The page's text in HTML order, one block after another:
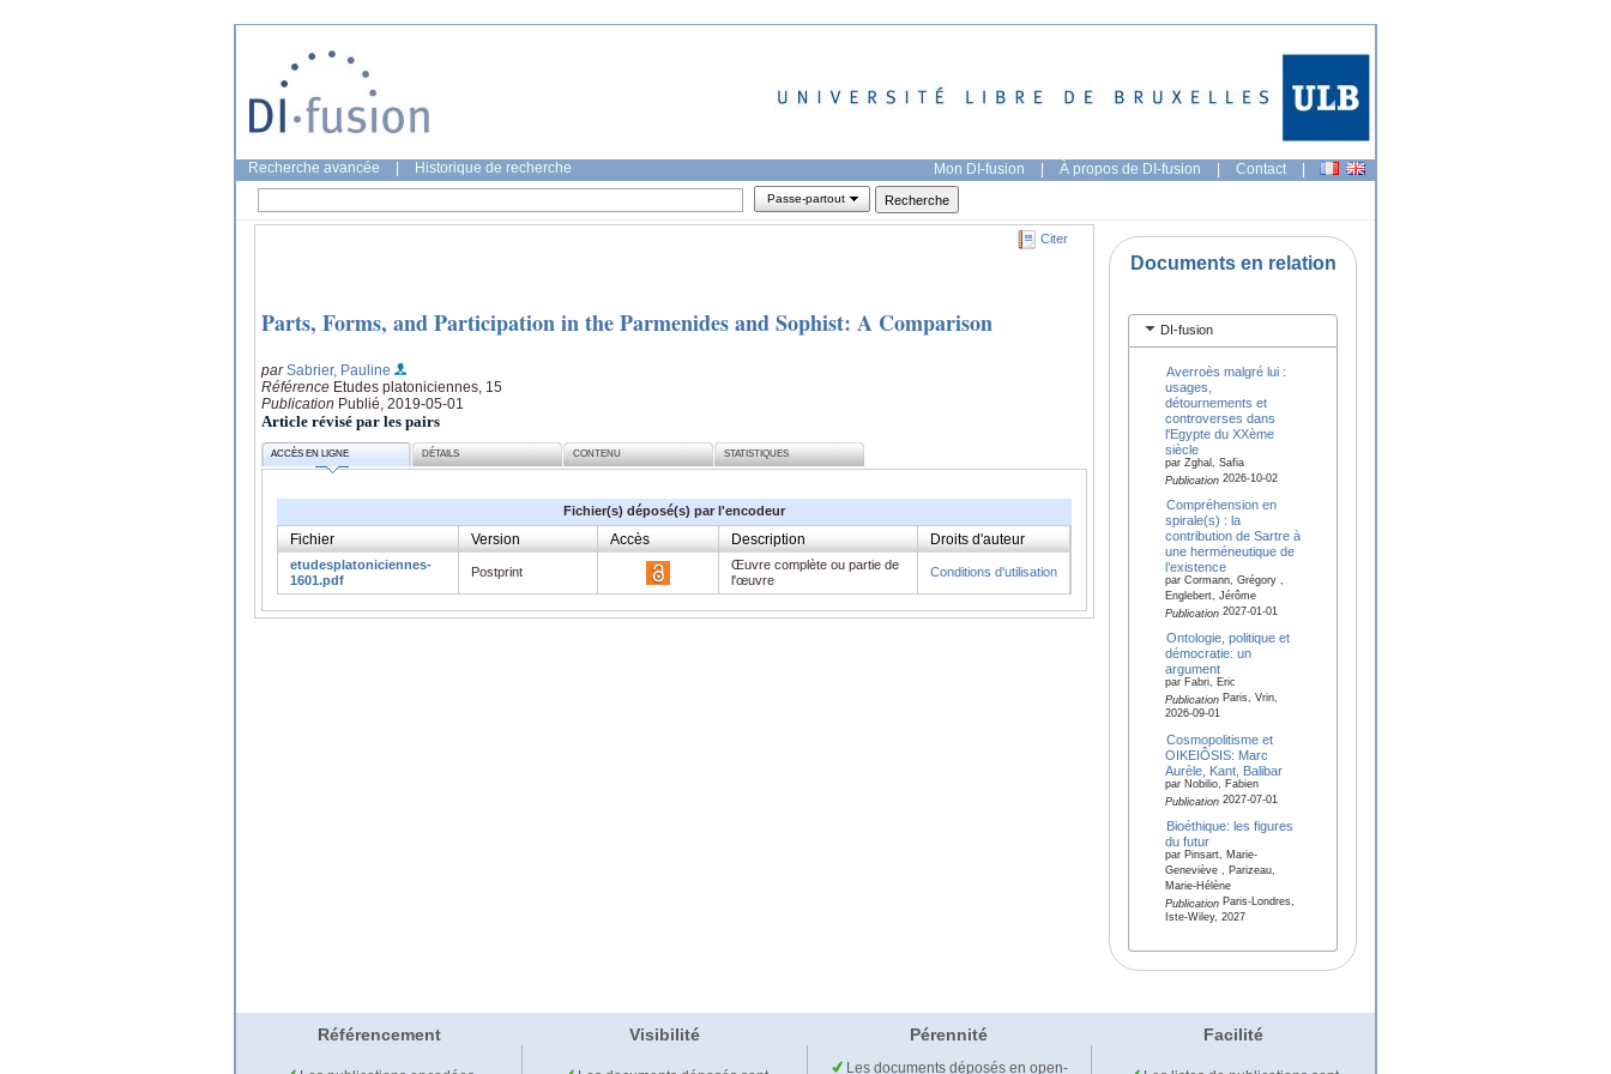
Recherche avancée Historique de recherche Mon DI-fusion | À propos de DI-fusion | Contact |
Passe-partout
Citer
Parts, Forms, and Participation in the Parmenides and Sophist: A Comparison
parSabrier, Pauline
Référence Etudes platoniciennes, 15
Publication Publié, 2019-05-01
Article révisé par les pairs
ACCÈS EN LIGNE DÉTAILS CONTENU STATISTIQUES
Fichier(s) déposé(s) par l'encodeur
Fichier Version Accès Description Droits d'auteur
etudesplatoniciennes-
1601.pdf
Postprint
Œuvre complète ou partie de
l'œuvre
Conditions d'utilisation
Documents en relation
DI-fusion
Averroès malgré lui :
usages,
détournements et
controverses dans
l'Egypte du XXème
siècle
par Zghal, Safia
Publication2026-10-02
Compréhension en
spirale(s) : la
contribution de Sartre à
une herméneutique de
l’existence
par Cormann, Grégory ,
Englebert, Jérôme
Publication2027-01-01
Ontologie, politique et
démocratie: un
argument
par Fabri, Eric
PublicationParis, Vrin,
2026-09-01
Cosmopolitisme et
OIKEIÔSIS: Marc
Aurèle, Kant, Balibar
par Nobilio, Fabien
Publication2027-07-01
Bioéthique: les figures
du futur
par Pinsart, Marie-
Geneviève , Parizeau,
Marie-Hélène
PublicationParis-Londres,
Iste-Wiley, 2027
Référencement Visibilité Pérennité Facilité
Les documents déposés en open-